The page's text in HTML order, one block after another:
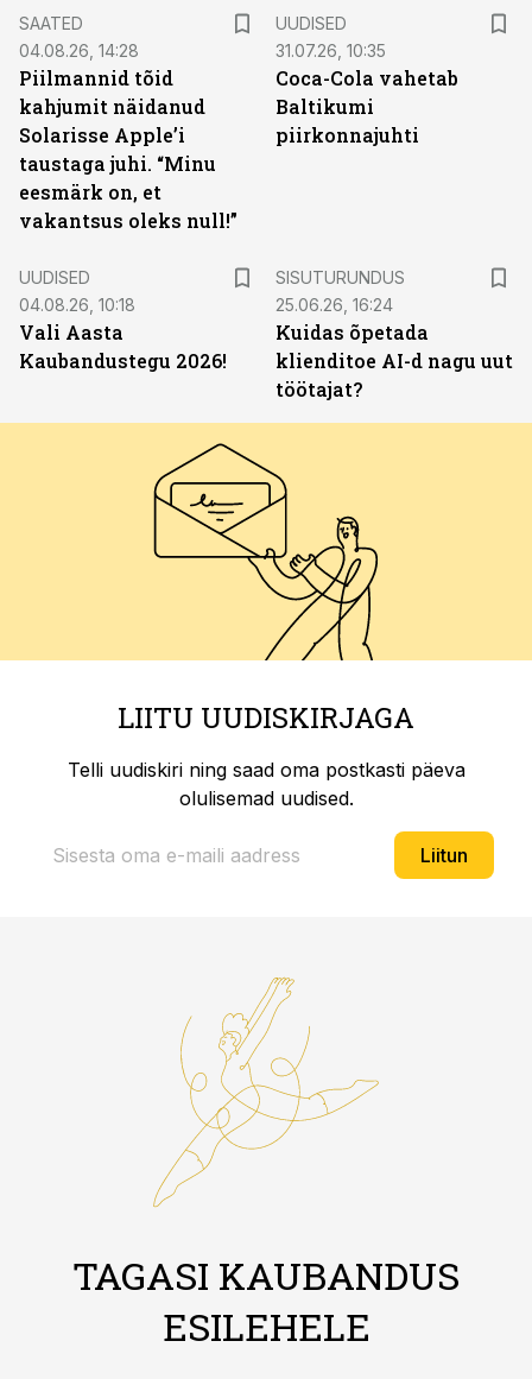
SAATED
04.08.26, 14:28
Piilmannid tõid
kahjumit näidanud
Solarisse Apple’i
taustaga juhi. “Minu
eesmärk on, et
vakantsus oleks null!”
UUDISED
31.07.26, 10:35
Coca-Cola vahetab
Baltikumi
piirkonnajuhti
UUDISED
04.08.26, 10:18
Vali Aasta
Kaubandustegu 2026!
SISUTURUNDUS
25.06.26, 16:24
Kuidas õpetada
klienditoe AI-d nagu uut
töötajat?
LIITU UUDISKIRJAGA
Telli uudiskiri ning saad oma postkasti päeva
olulisemad uudised.
Liitun
TAGASI KAUBANDUS
ESILEHELE